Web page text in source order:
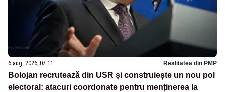
6 aug. 2026, 07:11 Realitatea din PMP
Bolojan recrutează din USR și construiește un nou pol
electoral: atacuri coordonate pentru menținerea la